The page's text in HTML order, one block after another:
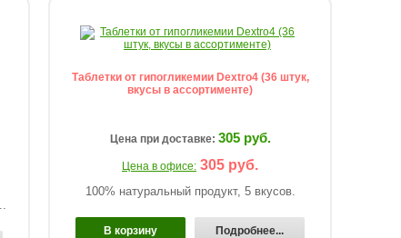
Таблетки от гипогликемии Dextro4 (36 штук,
вкусы в ассортименте)
Цена при доставке: 305 руб.
Цена в офисе: 305 руб.
100% натуральный продукт, 5 вкусов.
В корзину Подробнее...